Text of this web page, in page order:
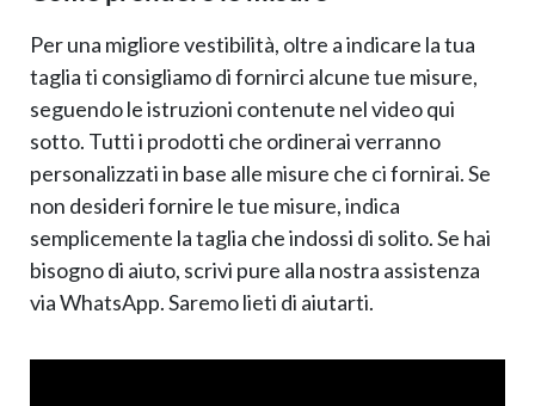
Per una migliore vestibilità, oltre a indicare la tua
taglia ti consigliamo di fornirci alcune tue misure,
seguendo le istruzioni contenute nel video qui
sotto. Tutti i prodotti che ordinerai verranno
personalizzati in base alle misure che ci fornirai. Se
non desideri fornire le tue misure, indica
semplicemente la taglia che indossi di solito. Se hai
bisogno di aiuto, scrivi pure alla nostra assistenza
via WhatsApp. Saremo lieti di aiutarti.